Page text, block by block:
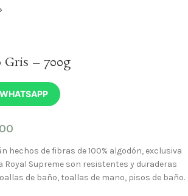
Gris – 700g
hechos de fibras de 100% algodón, exclusiva
Royal Supreme son resistentes y duraderas
de baño, toallas de mano, pisos de baño.